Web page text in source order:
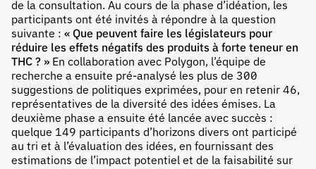
de la consultation. Au cours de la phase d’idéation, les
participants ont été invités à répondre à la question
suivante : « Que peuvent faire les législateurs pour
réduire les effets négatifs des produits à forte teneur en
THC ? » En collaboration avec Polygon, l’équipe de
recherche a ensuite pré-analysé les plus de 300
suggestions de politiques exprimées, pour en retenir 46,
représentatives de la diversité des idées émises. La
deuxième phase a ensuite été lancée avec succès :
quelque 149 participants d’horizons divers ont participé
au tri et à l’évaluation des idées, en fournissant des
estimations de l’impact potentiel et de la faisabilité sur